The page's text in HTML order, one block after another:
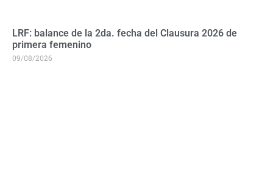
LRF: balance de la 2da. fecha del Clausura 2026 de
primera femenino
09/08/2026